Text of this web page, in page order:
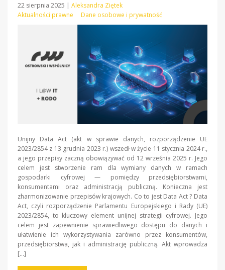
22 sierpnia 2025 | Aleksandra Ziętek
Aktualności prawne
Dane osobowe i prywatność
Unijny Data Act (akt w sprawie danych, rozporządzenie UE
2023/2854 z 13 grudnia 2023 r.) wszedł w życie 11 stycznia 2024 r.,
a jego przepisy zaczną obowiązywać od 12 września 2025 r. Jego
celem jest stworzenie ram dla wymiany danych w ramach
gospodarki cyfrowej — pomiędzy przedsiębiorstwami,
konsumentami oraz administracją publiczną. Konieczna jest
zharmonizowanie przepisów krajowych. Co to jest Data Act ? Data
Act, czyli rozporządzenie Parlamentu Europejskiego i Rady (UE)
2023/2854, to kluczowy element unijnej strategii cyfrowej. Jego
celem jest zapewnienie sprawiedliwego dostępu do danych i
ułatwienie ich wykorzystywania zarówno przez konsumentów,
przedsiębiorstwa, jak i administrację publiczną. Akt wprowadza
[…]